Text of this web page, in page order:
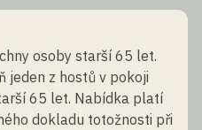
osoby starší 65 let.
jeden z hostů v pokoji
65 let. Nabídka platí
dokladu totožnosti při